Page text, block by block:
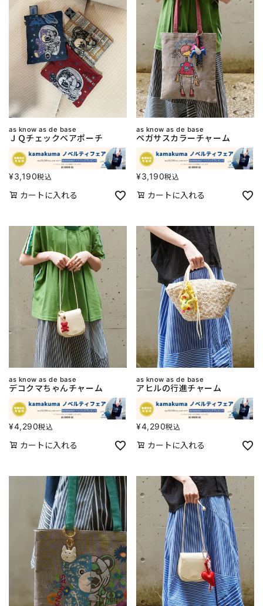
as know as de base
ＪＱチェックベアポーチ
¥3,190税込
カートに入れる
as know as de base
ペガサスカラーチャーム
¥3,190税込
カートに入れる
as know as de base
デコクマちゃんチャーム
¥4,290税込
カートに入れる
as know as de base
アヒルの行進チャーム
¥4,290税込
カートに入れる